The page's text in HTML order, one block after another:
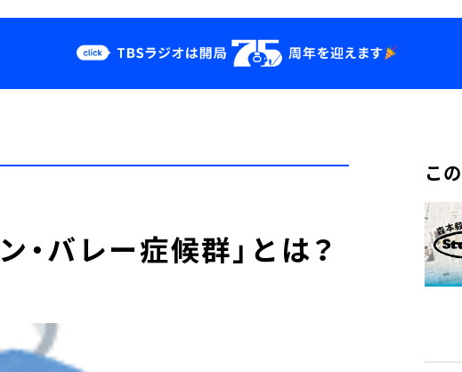
YouTube
・バレー症候群」とは？
こ